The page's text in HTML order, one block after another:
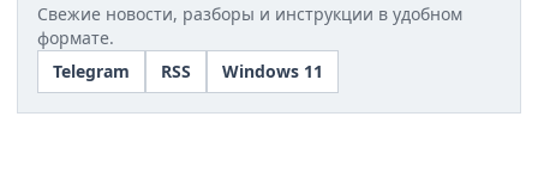
Свежие новости, разборы и инструкции в удобном
формате.
Telegram
RSS Windows 11